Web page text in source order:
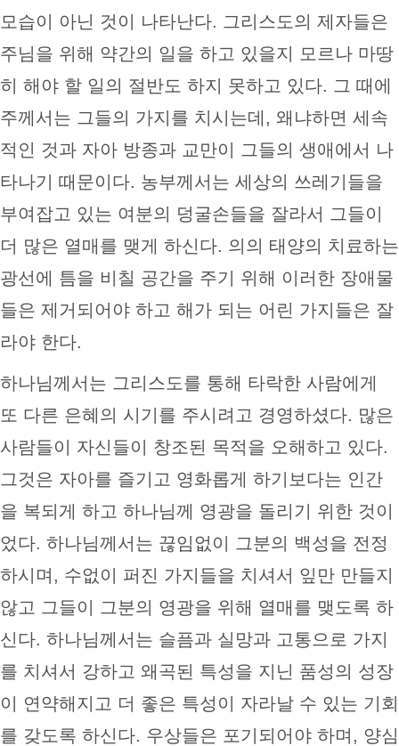
모습이 아닌 것이 나타난다. 그리스도의 제자들은
주님을 위해 약간의 일을 하고 있을지 모르나 마땅
히 해야 할 일의 절반도 하지 못하고 있다. 그 때에
주께서는 그들의 가지를 치시는데, 왜냐하면 세속
적인 것과 자아 방종과 교만이 그들의 생애에서 나
타나기 때문이다. 농부께서는 세상의 쓰레기들을
부여잡고 있는 여분의 덩굴손들을 잘라서 그들이
더 많은 열매를 맺게 하신다. 의의 태양의 치료하는
광선에 틈을 비칠 공간을 주기 위해 이러한 장애물
들은 제거되어야 하고 해가 되는 어린 가지들은 잘
라야 한다.
하나님께서는 그리스도를 통해 타락한 사람에게
또 다른 은혜의 시기를 주시려고 경영하셨다. 많은
사람들이 자신들이 창조된 목적을 오해하고 있다.
그것은 자아를 즐기고 영화롭게 하기보다는 인간
을 복되게 하고 하나님께 영광을 돌리기 위한 것이
었다. 하나님께서는 끊임없이 그분의 백성을 전정
하시며, 수없이 퍼진 가지들을 치셔서 잎만 만들지
않고 그들이 그분의 영광을 위해 열매를 맺도록 하
신다. 하나님께서는 슬픔과 실망과 고통으로 가지
를 치셔서 강하고 왜곡된 특성을 지닌 품성의 성장
이 연약해지고 더 좋은 특성이 자라날 수 있는 기회
를 갖도록 하신다. 우상들은 포기되어야 하며, 양심